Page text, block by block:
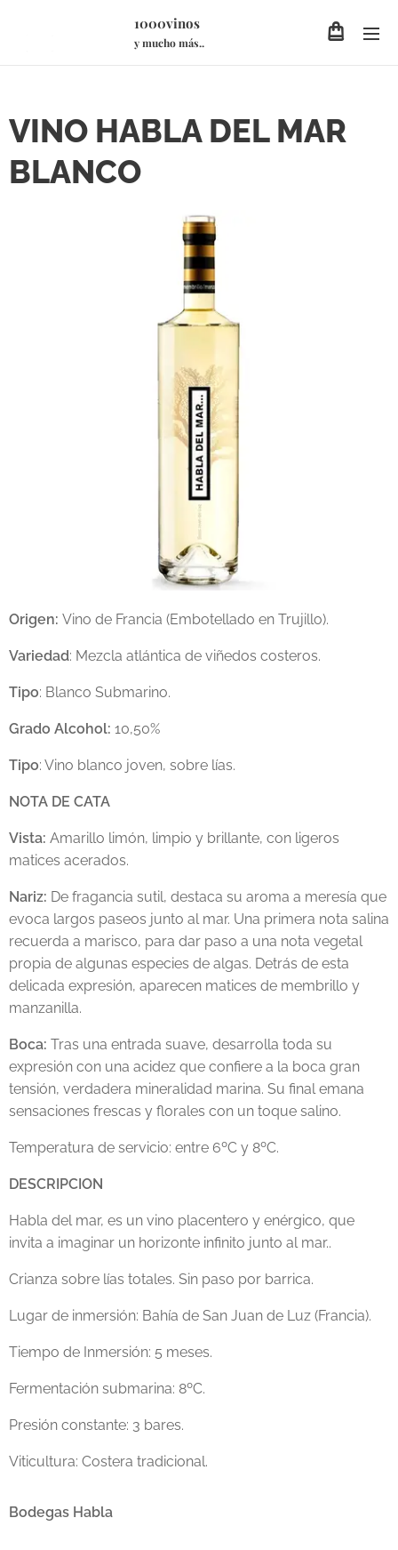
1000vinos
y mucho más..
VINO HABLA DEL MAR
BLANCO
Origen: Vino de Francia (Embotellado en Trujillo).
Variedad: Mezcla atlántica de viñedos costeros.
Tipo: Blanco Submarino.
Grado Alcohol: 10,50%
Tipo: Vino blanco joven, sobre lías.
NOTA DE CATA
Vista: Amarillo limón, limpio y brillante, con ligeros
matices acerados.
Nariz: De fragancia sutil, destaca su aroma a meresía que
evoca largos paseos junto al mar. Una primera nota salina
recuerda a marisco, para dar paso a una nota vegetal
propia de algunas especies de algas. Detrás de esta
delicada expresión, aparecen matices de membrillo y
manzanilla.
Boca: Tras una entrada suave, desarrolla toda su
expresión con una acidez que confiere a la boca gran
tensión, verdadera mineralidad marina. Su final emana
sensaciones frescas y florales con un toque salino.
Temperatura de servicio: entre 6ºC y 8ºC.
DESCRIPCION
Habla del mar, es un vino placentero y enérgico, que
invita a imaginar un horizonte infinito junto al mar..
Crianza sobre lías totales. Sin paso por barrica.
Lugar de inmersión: Bahía de San Juan de Luz (Francia).
Tiempo de Inmersión: 5 meses.
Fermentación submarina: 8ºC.
Presión constante: 3 bares.
Viticultura: Costera tradicional.
Bodegas Habla